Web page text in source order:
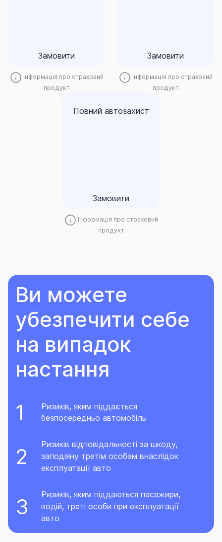
Замовити
Інформація про страховий
продукт
Замовити
Інформація про страховий
продукт
Повний автозахист
Замовити
Повний автозахист
Інформація про страховий
продукт
Ви можете
убезпечити себе
на випадок
настання
Ризиків, яким піддається
безпосередньо автомобіль
Ризиків відповідальності за шкоду,
заподіяну третім особам внаслідок
експлуатації авто
Ризиків, яким піддаються пасажири,
водій, треті особи при експлуатації
авто